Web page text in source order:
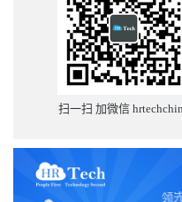
扫一扫 加微信